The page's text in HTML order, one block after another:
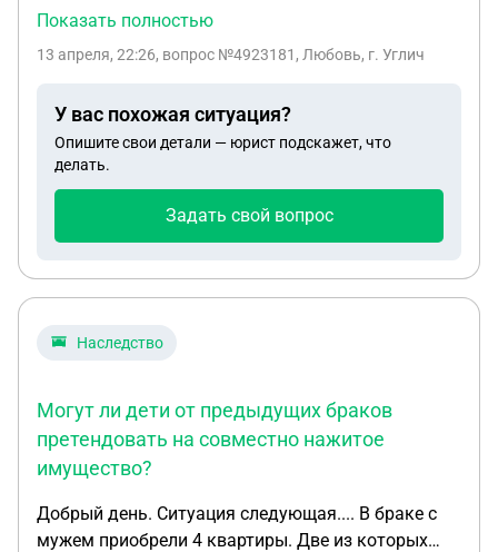
процентов. Просила она якобы на операцию мужу
протяжении 1, 5 лет она обещала все отдать. В
присудил вернуть долг и проценты за
использование денежных средств. Сейчас жду
судебный прказ. Оказалось у нее огромные долги,
всего будет подавать на банкротство.
банкротства она должна была мне вернуть
работает она около двух лет.
Показать полностью
13 апреля, 22:26, вопрос №4923181, Любовь, г. Углич
У вас похожая ситуация?
Опишите свои детали — юрист подскажет, что
делать.
Задать свой вопрос
Наследство
Могут ли дети от предыдущих браков
претендовать на совместно нажитое
имущество?
Добрый день. Ситуация следующая.... В браке с
мужем приобрели 4 квартиры. Две из которых